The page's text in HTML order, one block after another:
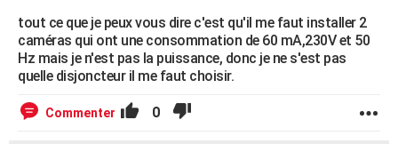
tout ce que je peux vous dire c'est qu'il me faut installer 2
caméras qui ont une consommation de 60 mA,230V et 50
Hz mais je n'est pas la puissance, donc je ne s'est pas
quelle disjoncteur il me faut choisir.
Commenter 0